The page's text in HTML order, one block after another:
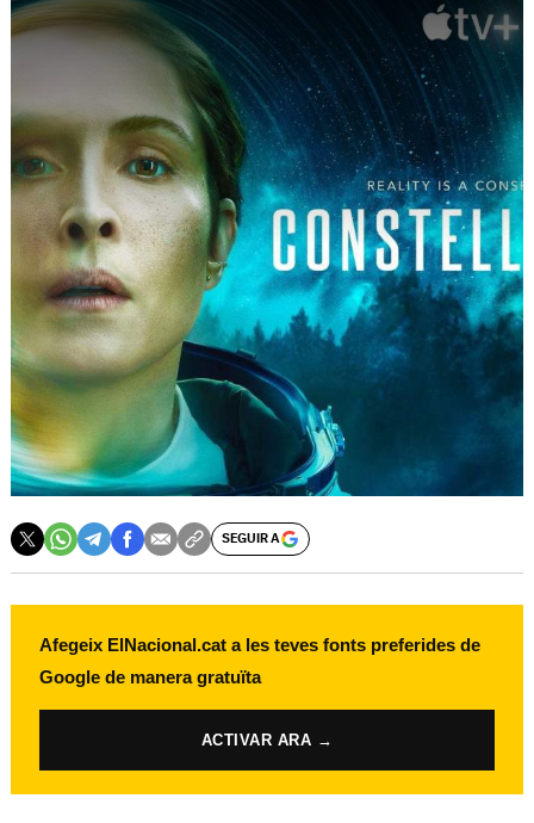
SEGUIR A
Afegeix ElNacional.cat a les teves fonts preferides de
Google de manera gratuïta
ACTIVAR ARA →